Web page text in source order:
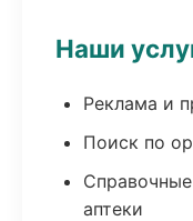
Наши
Реклама и
Поиск по
аптеки